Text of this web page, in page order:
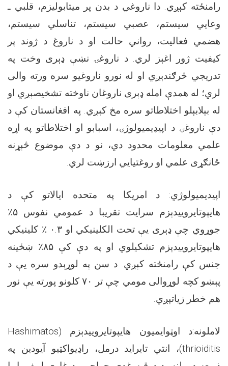
رامنځته کېږي. دا ناروغي د بدن پر میتابولیزم، قلبي ـ
وعایي سیستم، عصبي سیستم، تناسلي سیستم،
هضمي فعالیت، رواني حالت او د ناروغ د ژوند پر
کیفیت ژور اغېز لري. د ناروغۍ نښې ډېری وخت په
تدریجي څرګندېږي او له نورو ناروغیو سره ورته والی
لري؛ له همدې امله ډېری ناروغان ناوخته تشخیصېږي او
له بېلابېلو اختلاطاتو سره مخ کېږي. په افغانستان کې د
دې ناروغۍ د اپیډیمیولوژۍ، اسبابو او اختلاطاتو په اړه
علمي معلومات محدود دي، نو د دې موضوع څېړنه
ځانګړی علمي او روغتیايي ارزښت لري.
اپیدیمیولوژي: د امریکا په متحده ایالاتو کې د
هایپوتایروییدېزم سرایت تقریبا د عمومي نفوس ۵٪
جوړوي چې ډېری یې تحت الکلینیکي او ۰.۳ ٪ کلینیکي
هایپوتایروییدېزم تشکیلوي او په دې کې ۸۵٪
ښځینه
جنس کې رامنځته کېږي. د سن په لوړېدو سره یې د
پېښو کچه لوړوالی مومي چې تر
۷۰ کلونو پورته یې نور
هم خطر زیاتېږي.
لاملونه:د اوټوایمیون هایپوتایروییدېزم
(Hashimatos
thrioiditis) ، انتي تایراید درمل، راډیواکټیو آیودین په